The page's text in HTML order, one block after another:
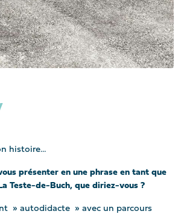
histoire…
présenter en une phrase en tant que
Teste-de-Buch, que diriez-vous ?
» autodidacte » avec un parcours